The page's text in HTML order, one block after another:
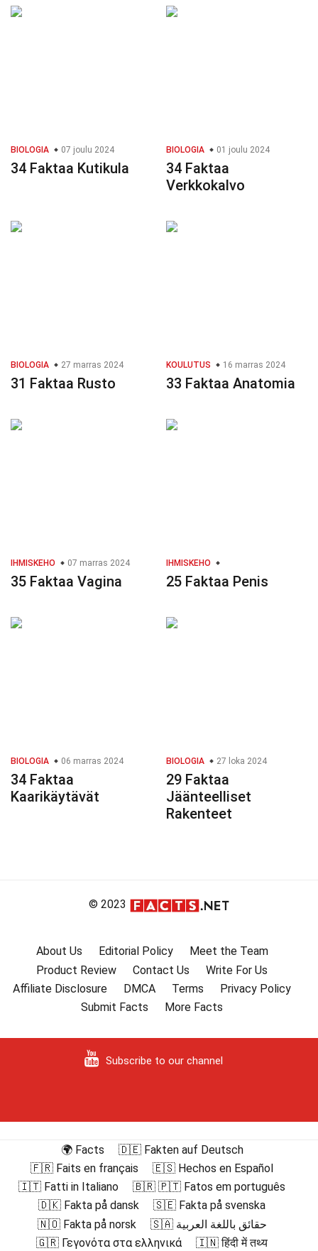
BIOLOGIA 07 joulu 2024
34 Faktaa Kutikula
BIOLOGIA 01 joulu 2024
34 Faktaa
Verkkokalvo
BIOLOGIA 27 marras 2024
31 Faktaa Rusto
KOULUTUS 16 marras 2024
33 Faktaa Anatomia
IHMISKEHO 07 marras 2024
35 Faktaa Vagina
IHMISKEHO
25 Faktaa Penis
BIOLOGIA 06 marras 2024
34 Faktaa
Kaarikäytävät
BIOLOGIA 27 loka 2024
29 Faktaa
Jäänteelliset
Rakenteet
© 2023
About Us Editorial Policy
Meet the Team
Product Review
Contact Us
Write For Us
Affiliate Disclosure
DMCA Terms
Privacy Policy
Submit Facts
More Facts
Subscribe to our channel
🌍 Facts
🇩🇪 Fakten auf Deutsch
🇫🇷 Faits en français
🇪🇸 Hechos en Español
🇮🇹 Fatti in Italiano
🇧🇷 🇵🇹 Fatos em português
🇩🇰 Fakta på dansk
🇸🇪 Fakta på svenska
🇳🇴 Fakta på norsk
🇸🇦 حقائق باللغة العربية
🇬🇷 Γεγονότα στα ελληνικά
🇮🇳 हिंदी में तथ्य